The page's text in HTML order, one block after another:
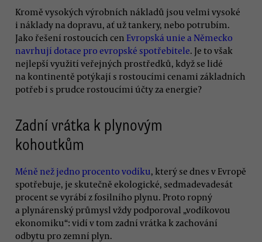
Kromě vysokých výrobních nákladů jsou velmi vysoké
i náklady na dopravu, ať už tankery, nebo potrubím.
Jako řešení rostoucích cen Evropská unie a Německo
navrhují dotace pro evropské spotřebitele. Je to však
nejlepší využití veřejných prostředků, když se lidé
na kontinentě potýkají s rostoucími cenami základních
potřeb i s prudce rostoucími účty za energie?
Zadní vrátka k plynovým
kohoutkům
Méně než jedno procento vodíku, který se dnes v Evropě
spotřebuje, je skutečně ekologické, sedmadevadesát
procent se vyrábí z fosilního plynu. Proto ropný
a plynárenský průmysl vždy podporoval „vodíkovou
ekonomiku“: vidí v tom zadní vrátka k zachování
odbytu pro zemní plyn.